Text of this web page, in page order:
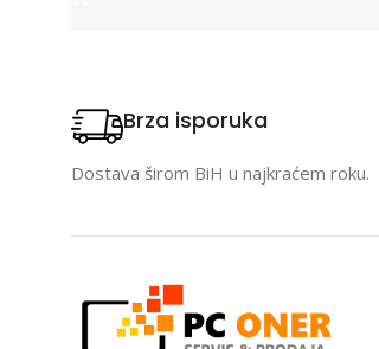
Brza isporuka
Dostava širom BiH u najkraćem roku.